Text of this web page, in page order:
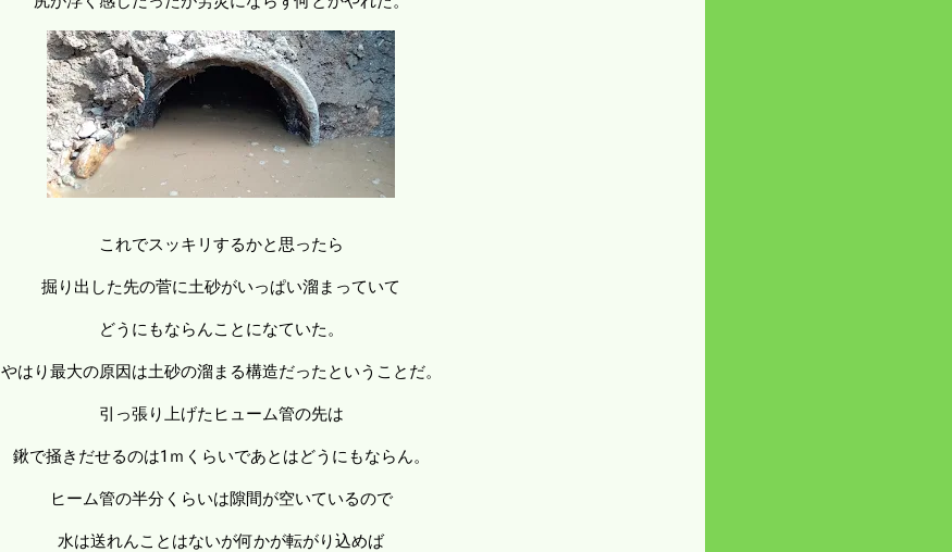
これでスッキリするかと思ったら
掘り出した先の菅に土砂がいっぱい溜まっていて
どうにもならんことになていた。
やはり最大の原因は土砂の溜まる構造だったということだ。
引っ張り上げたヒューム管の先は
鍬で掻きだせるのは1ｍくらいであとはどうにもならん。
ヒーム管の半分くらいは隙間が空いているので
水は送れんことはないが何かが転がり込めば